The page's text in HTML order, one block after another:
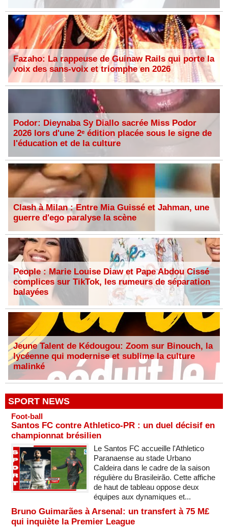
Fazaho: La rappeuse de Guinaw Rails qui porte la
voix des sans-voix et triomphe en 2026
Podor: Dieynaba Sy Diallo sacrée Miss Podor
2026 lors d'une 2ᵉ édition placée sous le signe de
l'éducation et de la culture
Clash à Milan : Entre Mia Guissé et Jahman, une
guerre d'ego paralyse la scène
People : Marie Louise Diaw et Pape Abdou Cissé
complices sur TikTok, les rumeurs de séparation
balayées
Jeune Talent de Kédougou: Zoom sur Binouch, la
lycéenne qui modernise et sublime la culture
malinké
SPORT NEWS
Foot-ball
Santos FC contre Athletico-PR : un duel décisif en
championnat brésilien
Le Santos FC accueille l'Athletico
Paranaense au stade Urbano
Caldeira dans le cadre de la saison
régulière du Brasileirão. Cette affiche
de haut de tableau oppose deux
équipes aux dynamiques et...
Bruno Guimarães à Arsenal: un transfert à 75 M£
qui inquiète la Premier League